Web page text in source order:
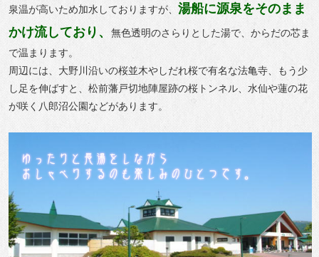
泉温が高いため加水しておりますが、 湯船に源泉をそのまま
かけ流しており、
無色透明のさらりとした湯で、からだの芯ま
で温まります。
周辺には、大野川沿いの桜並木やしだれ桜で有名な法亀寺、もう少
し足を伸ばすと、松前藩戸切地陣屋跡の桜トンネル、水仙や蓮の花
が咲く八郎沼公園などがあります。